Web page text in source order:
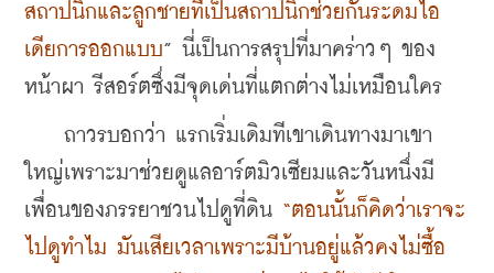
สถาปนิกและลูกชายที่เป็นสถาปนิกช่วยกันระดมไอ
เดียการออกแบบ” นี่เป็นการสรุปที่มาคร่าวๆ ของ
หน้าผา รีสอร์ตซึ่งมีจุดเด่นที่แตกต่างไม่เหมือนใคร
ถาวรบอกว่า แรกเริ่มเดิมทีเขาเดินทางมาเขา
ใหญ่เพราะมาช่วยดูแลอาร์ตมิวเซียมและวันหนึ่งมี
เพื่อนของภรรยาชวนไปดูที่ดิน “ตอนนั้นก็คิดว่าเราจะ
ไปดูทำไม มันเสียเวลาเพราะมีบ้านอยู่แล้วคงไม่ซื้อ